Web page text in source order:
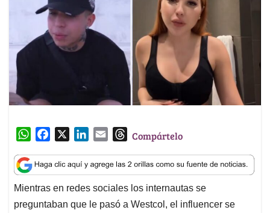
W
a
t
s
A
c
e
b
o
n
k
e
d
a
i
l
T
r
e
a
d
Compártelo
Mientras en redes sociales los internautas se
preguntaban que le pasó a Westcol, el influencer se